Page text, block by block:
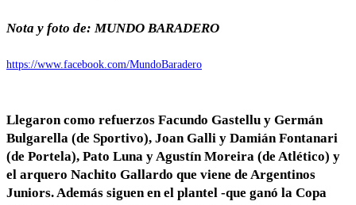
Nota y foto de: MUNDO BARADERO
https://www.facebook.com/MundoBaradero
Llegaron como refuerzos Facundo Gastellu y Germán
Bulgarella (de Sportivo), Joan Galli y Damián Fontanari
(de Portela), Pato Luna y Agustín Moreira (de Atlético) y
el arquero Nachito Gallardo que viene de Argentinos
Juniors. Además siguen en el plantel -que ganó la Copa